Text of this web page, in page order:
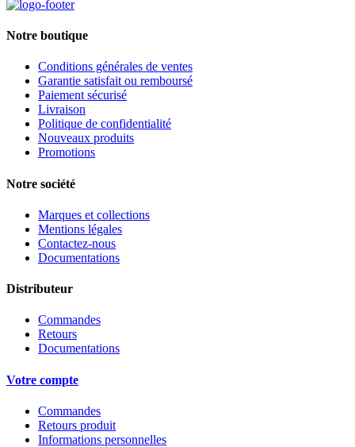
Notre boutique
Conditions générales de ventes
Garantie satisfait ou remboursé
Paiement sécurisé
Livraison
Politique de confidentialité
Nouveaux produits
Promotions
Notre société
Marques et collections
Mentions légales
Contactez-nous
Documentations
Distributeur
Commandes
Retours
Documentations
Votre compte
Commandes
Retours produit
Informations personnelles